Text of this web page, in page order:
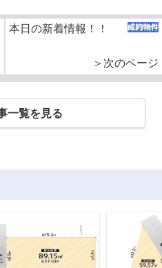
本日の新着情報！！
＞次のページ
一覧を見る